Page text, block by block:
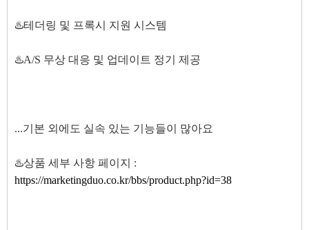
♨️테더링 및 프록시 지원 시스템
♨️A/S 무상 대응 및 업데이트 정기 제공
...기본 외에도 실속 있는 기능들이 많아요
♨️상품 세부 사항 페이지 :
https://marketingduo.co.kr/bbs/product.php?id=38